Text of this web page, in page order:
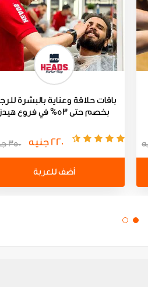
باقات حلاقة وعناية بالبشرة
بخصم حتى 53% في فروع هيدز
220 جنيه 350 جنيه
أضف للعربة